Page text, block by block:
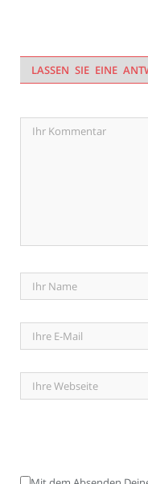
LASSEN SIE EINE